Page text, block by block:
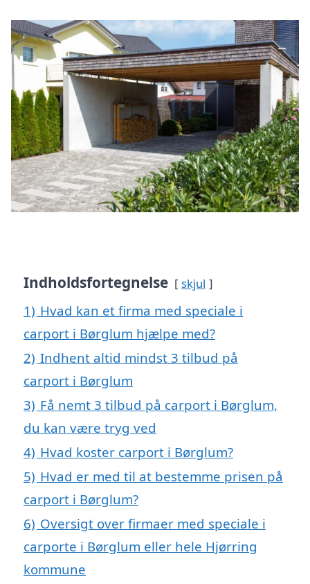
Indholdsfortegnelse skjul
1) Hvad kan et firma med speciale i
carport i Børglum hjælpe med?
2) Indhent altid mindst 3 tilbud på
carport i Børglum
3) Få nemt 3 tilbud på carport i Børglum,
du kan være tryg ved
4) Hvad koster carport i Børglum?
5) Hvad er med til at bestemme prisen på
carport i Børglum?
6) Oversigt over firmaer med speciale i
carporte i Børglum eller hele Hjørring
kommune